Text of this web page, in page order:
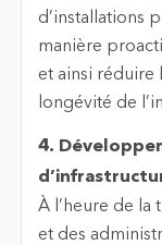
d’installations
manière
et ainsi réduire
longévité de
4.
À l’heure de la
et des